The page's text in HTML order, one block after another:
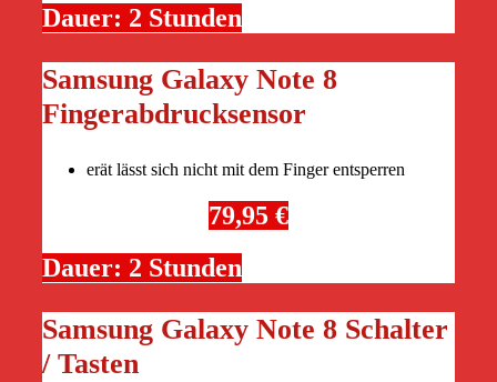
Dauer: 2 Stunden
Samsung Galaxy Note 8
Fingerabdrucksensor
erät lässt sich nicht mit dem Finger entsperren
79,95 €
Dauer: 2 Stunden
Samsung Galaxy Note 8 Schalter
/ Tasten